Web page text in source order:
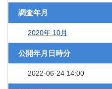
調査年月
2020年 10月
公開年月日時分
2022-06-24 14:00